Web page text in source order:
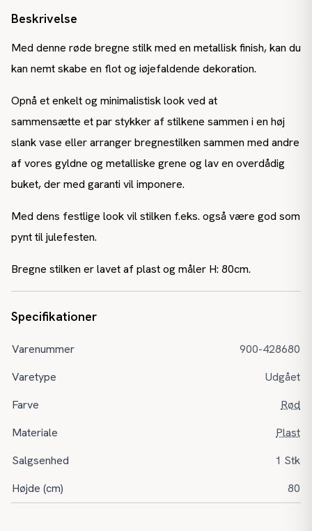
Beskrivelse
Med denne røde bregne stilk med en metallisk finish, kan du
kan nemt skabe en flot og iøjefaldende dekoration.
Opnå et enkelt og minimalistisk look ved at
sammensætte et par stykker af stilkene sammen i en høj
slank vase eller arranger bregnestilken sammen med andre
af vores gyldne og metalliske grene og lav en overdådig
buket, der med garanti vil imponere.
Med dens festlige look vil stilken f.eks. også være god som
pynt til julefesten.
Bregne stilken er lavet af plast og måler H: 80cm.
Specifikationer
Varenummer
900-428680
Varetype
Udgået
Farve
Rød
Materiale
Plast
Salgsenhed
1 Stk
Højde (cm)
80